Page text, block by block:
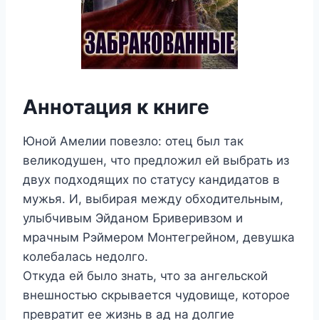
Аннотация к книге
Юной Амелии повезло: отец был так
великодушен, что предложил ей выбрать из
двух подходящих по статусу кандидатов в
мужья. И, выбирая между обходительным,
улыбчивым Эйданом Бриверивзом и
мрачным Рэймером Монтегрейном, девушка
колебалась недолго.
Откуда ей было знать, что за ангельской
внешностью скрывается чудовище, которое
превратит ее жизнь в ад на долгие